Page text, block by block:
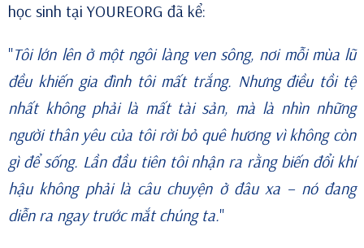
học sinh tại YOUREORG đã kể:
"Tôi lớn lên ở một ngôi làng ven sông, nơi mỗi mùa lũ
đều khiến gia đình tôi mất trắng. Nhưng điều tồi tệ
nhất không phải là mất tài sản, mà là nhìn những
người thân yêu của tôi rời bỏ quê hương vì không còn
gì để sống. Lần đầu tiên tôi nhận ra rằng biến đổi khí
hậu không phải là câu chuyện ở đâu xa – nó đang
diễn ra ngay trước mắt chúng ta."